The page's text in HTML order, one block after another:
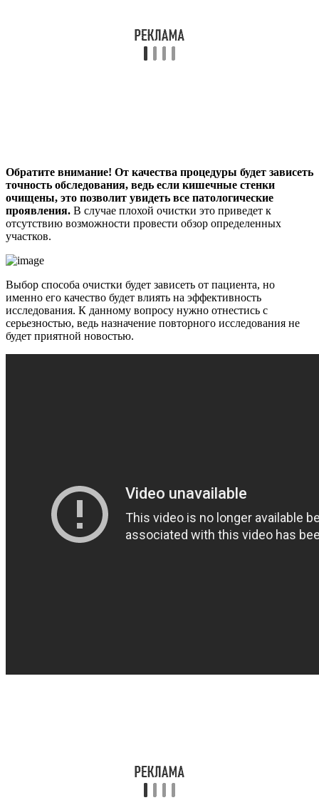
Обратите внимание! От качества процедуры будет зависеть
точность обследования, ведь если кишечные стенки
очищены, это позволит увидеть все патологические
проявления. В случае плохой очистки это приведет к
отсутствию возможности провести обзор определенных
участков.
Выбор способа очистки будет зависеть от пациента, но
именно его качество будет влиять на эффективность
исследования. К данному вопросу нужно отнестись с
серьезностью, ведь назначение повторного исследования не
будет приятной новостью.